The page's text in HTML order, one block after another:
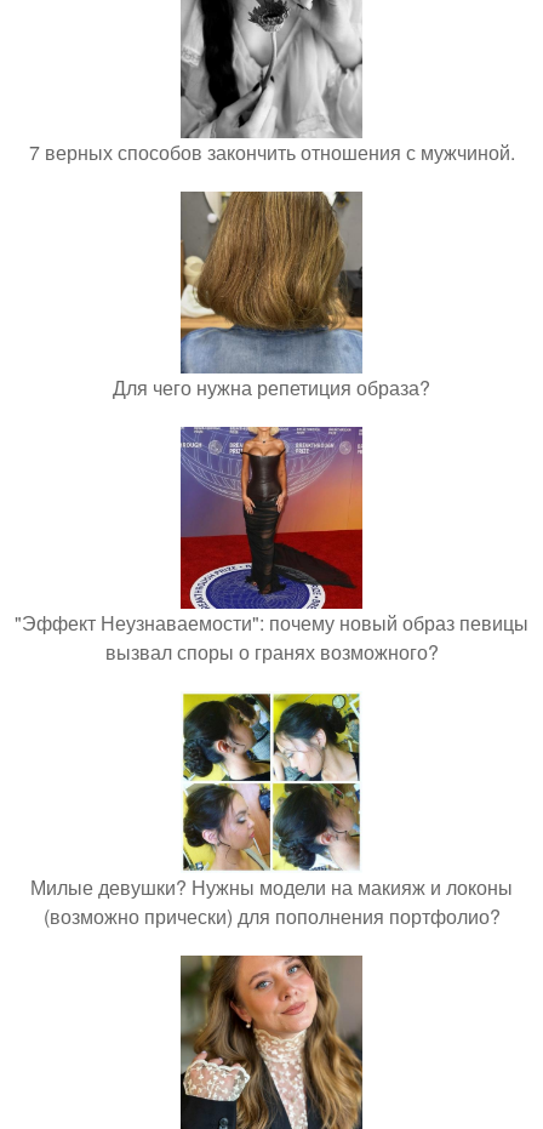
7 верных способов закончить отношения с мужчиной.
Для чего нужна репетиция образа?
"Эффект Неузнаваемости": почему новый образ певицы
вызвал споры о гранях возможного?
Милые девушки? Нужны модели на макияж и локоны
(возможно прически) для пополнения портфолио?